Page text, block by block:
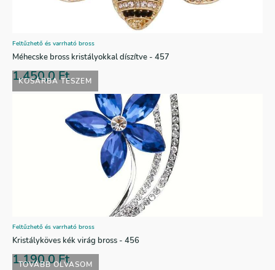
KOSÁRBA TESZEM
Feltűzhető és varrható bross
Méhecske bross kristályokkal díszítve - 457
1.450,0Ft
TOVÁBB OLVASOM
Feltűzhető és varrható bross
Kristályköves kék virág bross - 456
1.190,0Ft